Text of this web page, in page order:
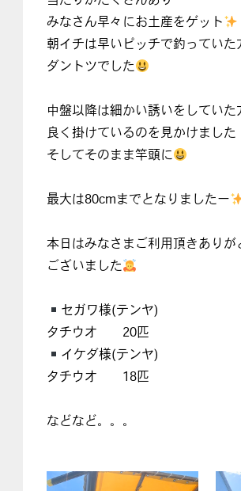
みなさん早々にお土産をゲット
朝イチは早いピッチで釣っていた
ダントツでした
中盤以降は細かい誘いをしていた
良く掛けているのを見かけました
そしてそのまま竿頭に
最大は80cmまでとなりましたー
本日はみなさまご利用頂きありが
ございました
セガワ様(テンヤ)
タチウオ 20匹
イケダ様(テンヤ)
タチウオ 18匹
などなど。。。